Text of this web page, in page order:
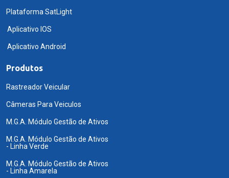
Plataforma SatLight
Aplicativo IOS
Aplicativo Android
Produtos
Rastreador Veicular
Câmeras Para Veiculos
M.G.A. Módulo Gestão de Ativos
M.G.A. Módulo Gestão de Ativos
- Linha Verde
M.G.A. Módulo Gestão de Ativos
- Linha Amarela